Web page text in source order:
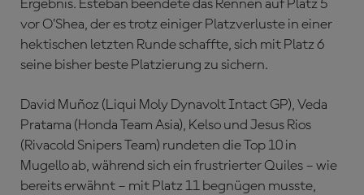
Ergebnis. Esteban beendete das Rennen auf Platz 5
vor O’Shea, der es trotz einiger Platzverluste in einer
hektischen letzten Runde schaffte, sich mit Platz 6
seine bisher beste Platzierung zu sichern.
David Muñoz (Liqui Moly Dynavolt Intact GP), Veda
Pratama (Honda Team Asia), Kelso und Jesus Rios
(Rivacold Snipers Team) rundeten die Top 10 in
Mugello ab, während sich ein frustrierter Quiles – wie
bereits erwähnt – mit Platz 11 begnügen musste,